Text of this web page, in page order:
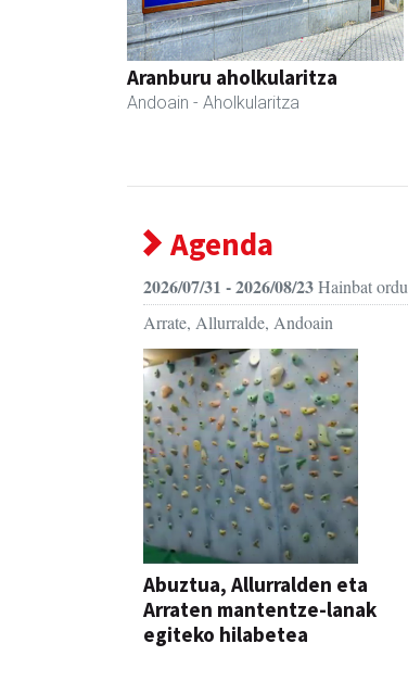
Aranburu aholkularitza
Andoain - Aholkularitza
Agenda
2026/07/31 - 2026/08/23Hainbat ordu
Arrate, Allurralde, Andoain
Abuztua, Allurralden eta
Arraten mantentze-lanak
egiteko hilabetea